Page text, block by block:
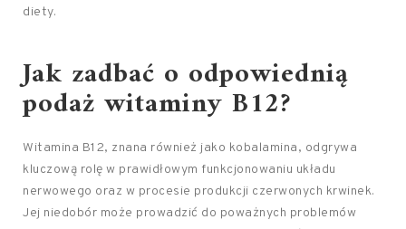
diety.
Jak zadbać o odpowiednią
podaż witaminy B12?
Witamina B12, znana również jako kobalamina, odgrywa
kluczową rolę w prawidłowym funkcjonowaniu układu
nerwowego oraz w procesie produkcji czerwonych krwinek.
Jej niedobór może prowadzić do poważnych problemów